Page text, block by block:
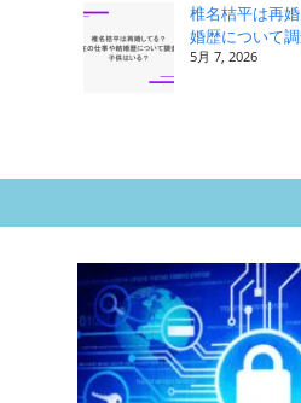
椎名桔平は再
婚歴について
5月 7, 2026